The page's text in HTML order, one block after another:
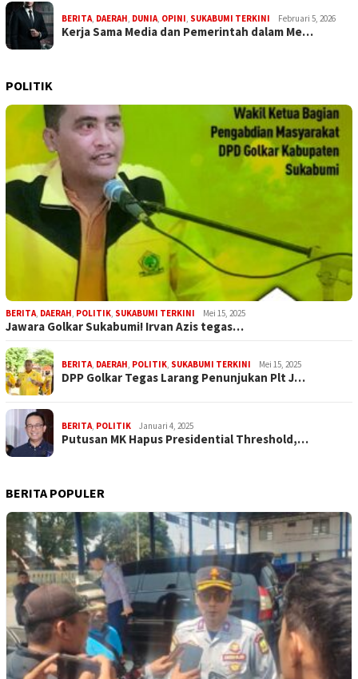
BERITA, DAERAH, DUNIA, OPINI, SUKABUMI TERKINI Februari 5, 2026
Kerja Sama Media dan Pemerintah dalam Me…
POLITIK
BERITA, DAERAH, POLITIK, SUKABUMI TERKINI Mei 15, 2025
Jawara Golkar Sukabumi! Irvan Azis tegas…
BERITA, DAERAH, POLITIK, SUKABUMI TERKINI Mei 15, 2025
DPP Golkar Tegas Larang Penunjukan Plt J…
BERITA, POLITIK Januari 4, 2025
Putusan MK Hapus Presidential Threshold,…
BERITA POPULER